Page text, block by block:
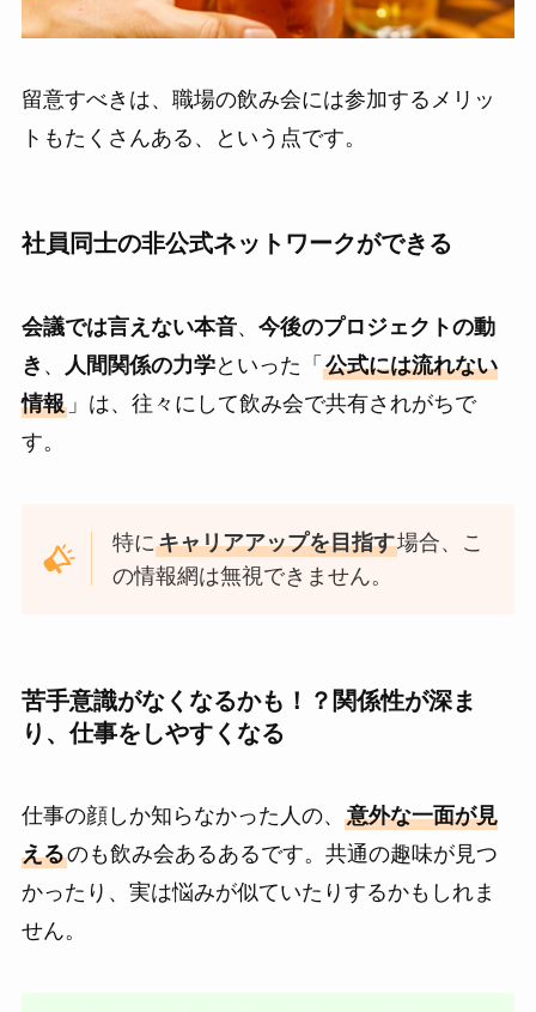
留意すべきは、職場の飲み会には参加するメリッ
トもたくさんある、という点です。
社員同士の非公式ネットワークができる
会議では言えない本音、 今後のプロジェクトの動
き 、 人間関係の力学といった「 公式には流れない
情報」は、往々にして飲み会で共有されがちで
す。
特にキャリアアップを目指す場合、こ
の情報網は無視できません。
苦手意識がなくなるかも！？関係性が深ま
り、仕事をしやすくなる
仕事の顔しか知らなかった人の、 意外な一面が見
えるのも飲み会あるあるです。共通の趣味が見つ
かったり、実は悩みが似ていたりするかもしれま
せん。